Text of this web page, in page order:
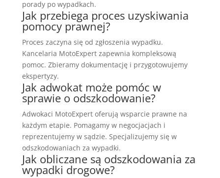
porady po wypadkach.
Jak przebiega proces uzyskiwania
pomocy prawnej?
Proces zaczyna się od zgłoszenia wypadku.
Kancelaria MotoExpert zapewnia kompleksową
pomoc. Zbieramy dokumentację i przygotowujemy
ekspertyzy.
Jak adwokat może pomóc w
sprawie o odszkodowanie?
Adwokaci MotoExpert oferują wsparcie prawne na
każdym etapie. Pomagamy w negocjacjach i
reprezentujemy w sądzie. Specjalizujemy się w
odszkodowaniach za wypadki.
Jak obliczane są odszkodowania za
wypadki drogowe?